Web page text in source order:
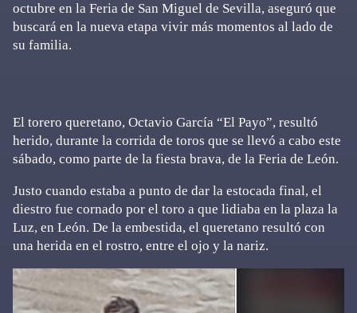
octubre en la Feria de San Miguel de Sevilla, aseguró que
buscará en la nueva etapa vivir más momentos al lado de
su familia.
El torero queretano, Octavio García “El Payo”, resultó
herido, durante la corrida de toros que se llevó a cabo este
sábado, como parte de la fiesta brava, de la Feria de León.
Justo cuando estaba a punto de dar la estocada final, el
diestro fue cornado por el toro a que lidiaba en la plaza la
Luz, en León. De la embestida, el queretano resultó con
una herida en el rostro, entre el ojo y la nariz.